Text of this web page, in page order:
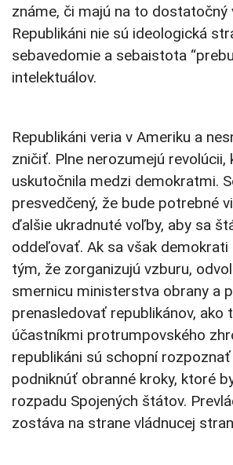
známe, či majú na to dostatočný
Republikáni nie sú ideologická
sebavedomie a sebaistota
intelektuálov.
Republikáni veria v Ameriku a
zničiť. Plne nerozumejú revolúcii,
uskutočnila medzi demokratmi.
presvedčený, že bude potrebné
ďalšie ukradnuté voľby, aby sa
oddeľovať. Ak sa však
tým, že zorganizujú vzburu,
smernicu ministerstva obrany a
prenasledovať republikánov, ako
účastníkmi protrumpovského
republikáni sú schopní
podniknúť obranné kroky, ktoré
rozpadu Spojených štátov.
zostáva na strane vládnucej